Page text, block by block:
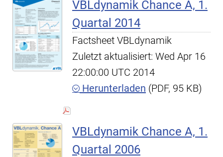
VBLdynamik Chance A, 1.
Quartal 2014
Factsheet VBLdynamik
Zuletzt aktualisiert: Wed Apr 16
22:00:00 UTC 2014
Herunterladen (PDF, 95 KB)
VBLdynamik Chance A, 1.
Quartal 2006